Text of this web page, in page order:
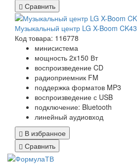
Сравнить
Музыкальный центр LG X-Boom CK43
Код товара: 116778
минисистема
мощность 2x150 Вт
воспроизведение CD
радиоприемник FM
поддержка форматов MP3
воспроизведение с USB
подключение: Bluetooth
линейный аудиовход
В избранное
Сравнить